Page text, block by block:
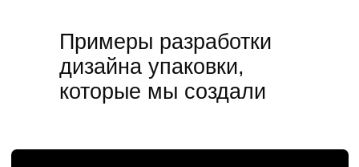
Примеры разработки
дизайна упаковки,
которые мы создали